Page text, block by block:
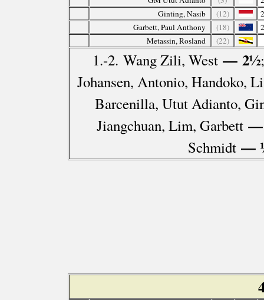
Ginting, Nasib
(12)
Garbett, Paul Anthony
(18)
Metassin, Rosland
(22)
1.-2. Wang Zili, West— 2½
Johansen, Antonio, Handoko,
Barcenilla, Utut Adianto,
Jiangchuan, Lim, Garbett—
Schmidt—